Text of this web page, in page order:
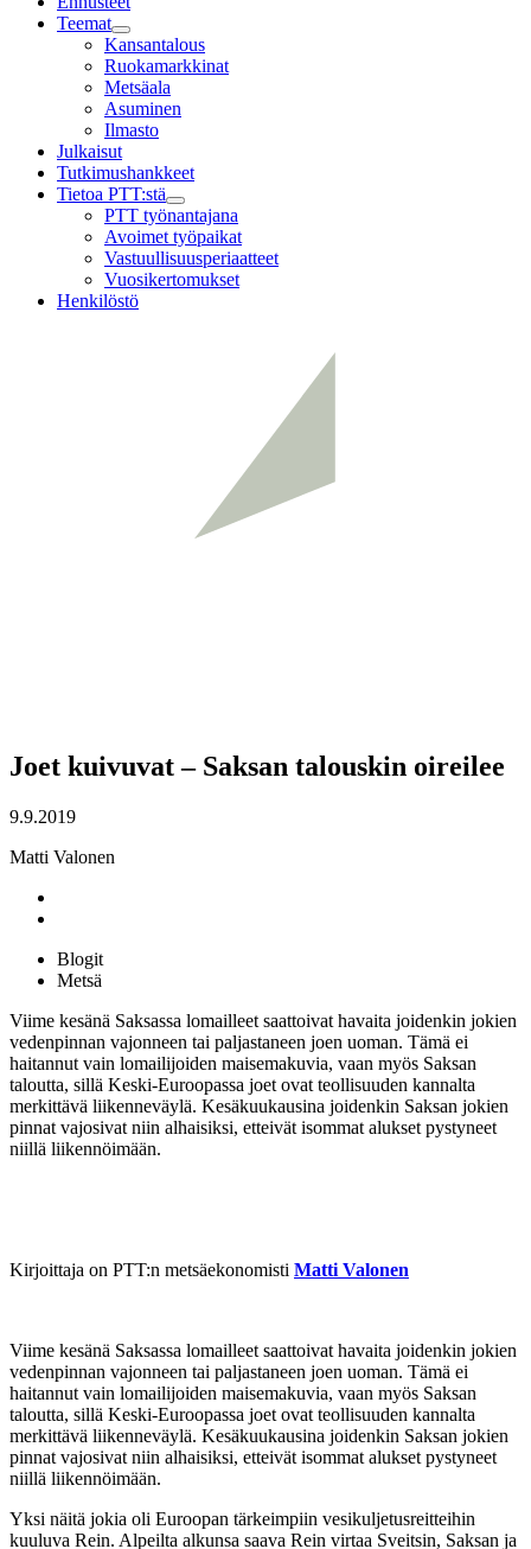
Teemat
Child
menu
Kansantalous
Ruokamarkkinat
Metsäala
Asuminen
Ilmasto
Julkaisut
Tutkimushankkeet
Tietoa PTT:stä
Child
menu
PTT työnantajana
Avoimet työpaikat
Vastuullisuusperiaatteet
Vuosikertomukset
Henkilöstö
Joet kuivuvat – Saksan talouskin oireilee
9.9.2019
Matti Valonen
Blogit
Metsä
Viime kesänä Saksassa lomailleet saattoivat havaita joidenkin jokien
vedenpinnan vajonneen tai paljastaneen joen uoman. Tämä ei
haitannut vain lomailijoiden maisemakuvia, vaan myös Saksan
taloutta, sillä Keski-Euroopassa joet ovat teollisuuden kannalta
merkittävä liikenneväylä. Kesäkuukausina joidenkin Saksan jokien
pinnat vajosivat niin alhaisiksi, etteivät isommat alukset pystyneet
niillä liikennöimään.
Kirjoittaja on PTT:n metsäekonomisti Matti Valonen
Viime kesänä Saksassa lomailleet saattoivat havaita joidenkin jokien
vedenpinnan vajonneen tai paljastaneen joen uoman. Tämä ei
haitannut vain lomailijoiden maisemakuvia, vaan myös Saksan
taloutta, sillä Keski-Euroopassa joet ovat teollisuuden kannalta
merkittävä liikenneväylä. Kesäkuukausina joidenkin Saksan jokien
pinnat vajosivat niin alhaisiksi, etteivät isommat alukset pystyneet
niillä liikennöimään.
Yksi näitä jokia oli Euroopan tärkeimpiin vesikuljetusreitteihin
kuuluva Rein. Alpeilta alkunsa saava Rein virtaa Sveitsin, Saksan ja